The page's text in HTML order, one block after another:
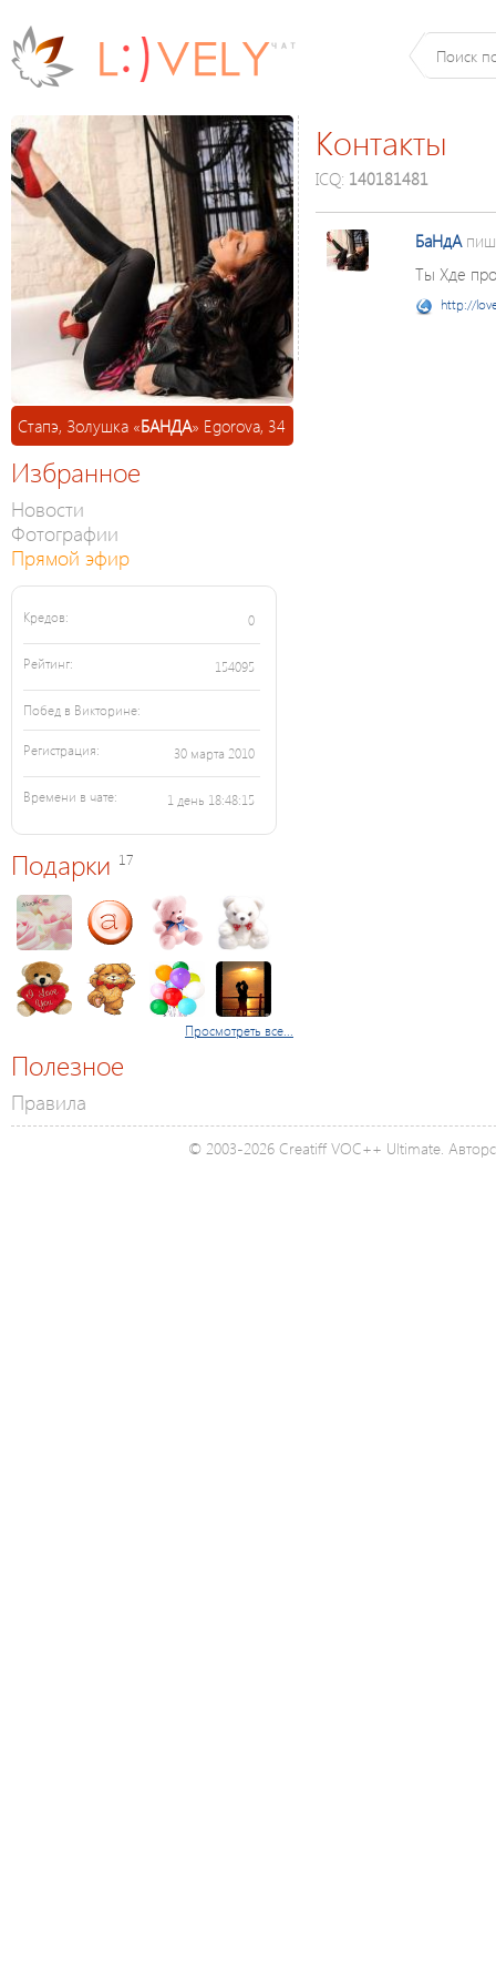
Стапэ, Золушка «БАНДА» Egorova, 34
Избранное
Новости
Фотографии
Прямой эфир
Кредов: 0
Рейтинг: 154095
Побед в Викторине:
Регистрация: 30 марта 2010
Времени в чате: 1 день 18:48:15
Подарки 17
Просмотреть все...
Полезное
Правила
Контакты
ICQ: 140181481
БаНдА
Ты Хде
http://
© 2003-2026 Creatiff VOC++ Ultimate.